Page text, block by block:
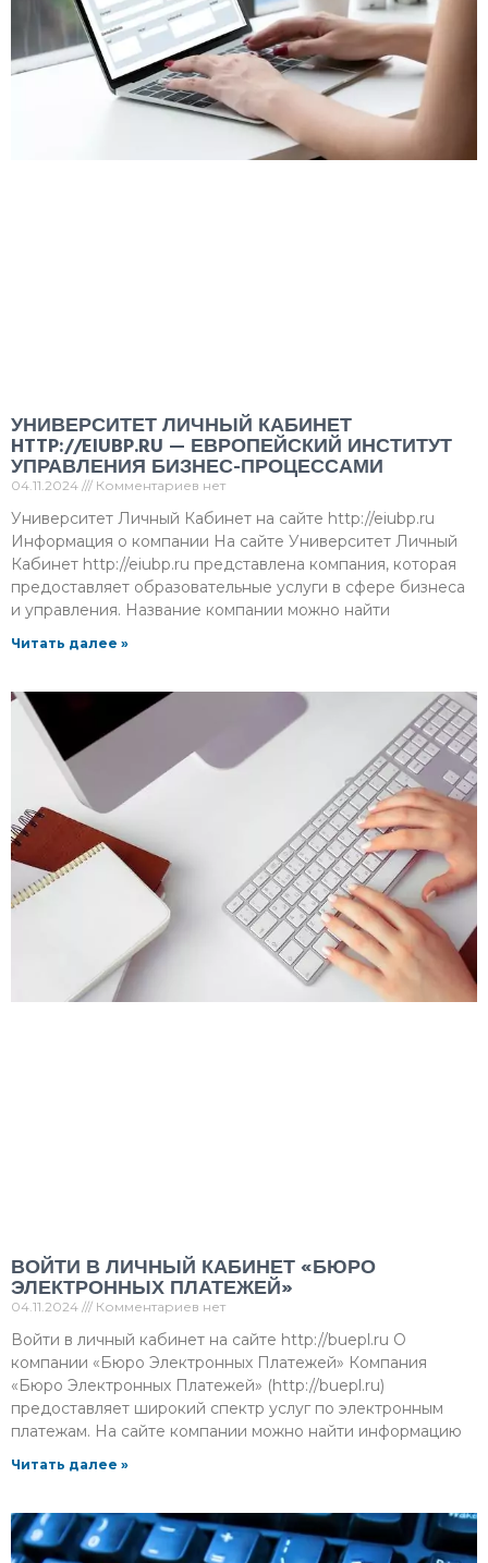
УНИВЕРСИТЕТ ЛИЧНЫЙ КАБИНЕТ
HTTP://EIUBP.RU — ЕВРОПЕЙСКИЙ ИНСТИТУТ
УПРАВЛЕНИЯ БИЗНЕС-ПРОЦЕССАМИ
04.11.2024 Комментариев нет
Университет Личный Кабинет на сайте http://eiubp.ru
Информация о компании На сайте Университет Личный
Кабинет http://eiubp.ru представлена компания, которая
предоставляет образовательные услуги в сфере бизнеса
и управления. Название компании можно найти
Читать далее »
ВОЙТИ В ЛИЧНЫЙ КАБИНЕТ «БЮРО
ЭЛЕКТРОННЫХ ПЛАТЕЖЕЙ»
04.11.2024 Комментариев нет
Войти в личный кабинет на сайте http://buepl.ru О
компании «Бюро Электронных Платежей» Компания
«Бюро Электронных Платежей» (http://buepl.ru)
предоставляет широкий спектр услуг по электронным
платежам. На сайте компании можно найти информацию
Читать далее »